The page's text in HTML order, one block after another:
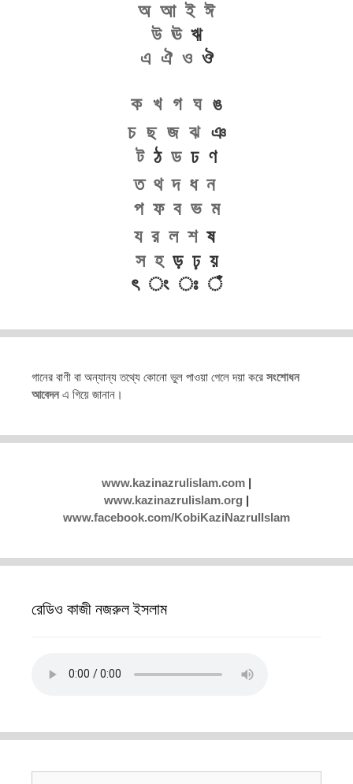
অ আ ই ঈ
উ ঊঋ
এ ঐ ওঔ
ক খ গ ঘঙ
চ ছ জ ঝঞ
টঠ ডঢ ণ
ত থ দ ধ ন
প ফ ব ভ ম
য র ল শষ
স হড় ঢ় য়
ৎ ং ঃ ঁ
গানের বাণী বা অন্যান্য তথ্যে কোনো ভুল পাওয়া গেলে দয়া করে সংশোধন
আবেদনএ গিয়ে জানান।
www.kazinazrulislam.com |
www.kazinazrulislam.org |
www.facebook.com/KobiKaziNazrulIslam
রেডিও কাজী নজরুল ইসলাম